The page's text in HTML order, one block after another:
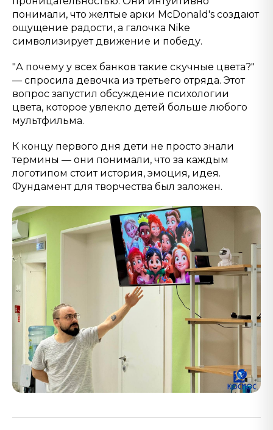
понимали, что желтые арки McDonald's создают
ощущение радости, а галочка Nike
символизирует движение и победу.
"А почему у всех банков такие скучные цвета?"
— спросила девочка из третьего отряда. Этот
вопрос запустил обсуждение психологии
цвета, которое увлекло детей больше любого
мультфильма.
К концу первого дня дети не просто знали
термины — они понимали, что за каждым
логотипом стоит история, эмоция, идея.
Фундамент для творчества был заложен.